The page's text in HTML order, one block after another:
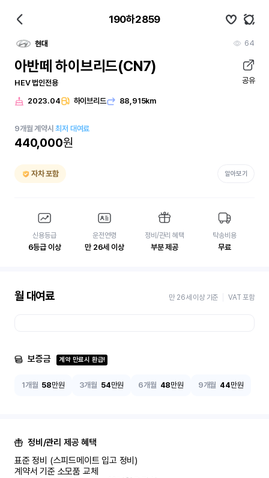
190하2859
현대 64
아반떼 하이브리드(CN7)
HEV 법인전용 공유
2023.04 하이브리드 88,915km
9개월 계약시최저 대여료
440,000원
자차 포함 알아보기
신용등급
6등급 이상
운전연령
만 26세 이상
정비/관리 혜택
부분 제공
탁송비용
무료
월 대여료 만 26세 이상 기준 VAT 포함
보증금 계약 만료시 환급!
1개월 58만원 3개월 54만원 6개월 48만원 9개월 44만원
정비/관리 제공 혜택
표준 정비 (스피드메이트 입고 정비)
계약서 기준 소모품 교체